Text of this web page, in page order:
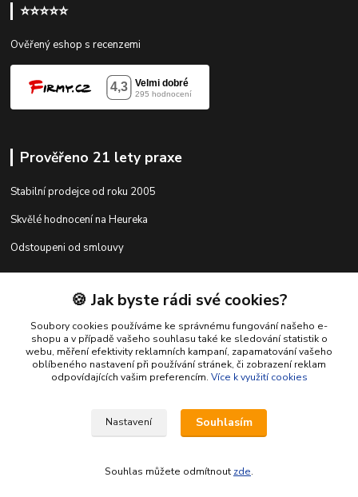
⭐⭐⭐⭐⭐
Ověřený eshop s recenzemi
Prověřeno 21 lety praxe
Stabilní prodejce od roku 2005
Skvělé hodnocení na Heureka
Odstoupeni od smlouvy
Kontakty
shop@racing-tuning-shop.cz
🍪 Jak byste rádi své cookies?
Soubory cookies používáme ke správnému fungování našeho e-
shopu a v případě vašeho souhlasu také ke sledování statistik o
webu, měření efektivity reklamních kampaní, zapamatování vašeho
oblíbeného nastavení při používání stránek, či zobrazení reklam
odpovídajících vašim preferencím. Více k využití cookies
Nastavení Souhlasím
Souhlas můžete odmítnout zde.